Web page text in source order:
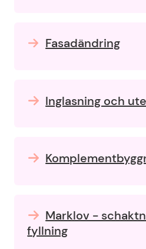
Fasadändring
Inglasning och
Marklov -
fyllning